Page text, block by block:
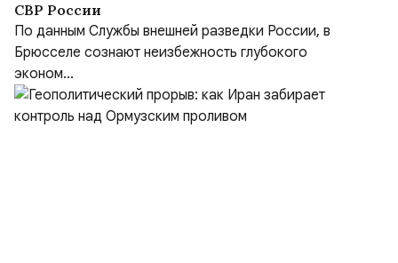
СВР России
По данным Службы внешней разведки России, в
Брюсселе сознают неизбежность глубокого
эконом...